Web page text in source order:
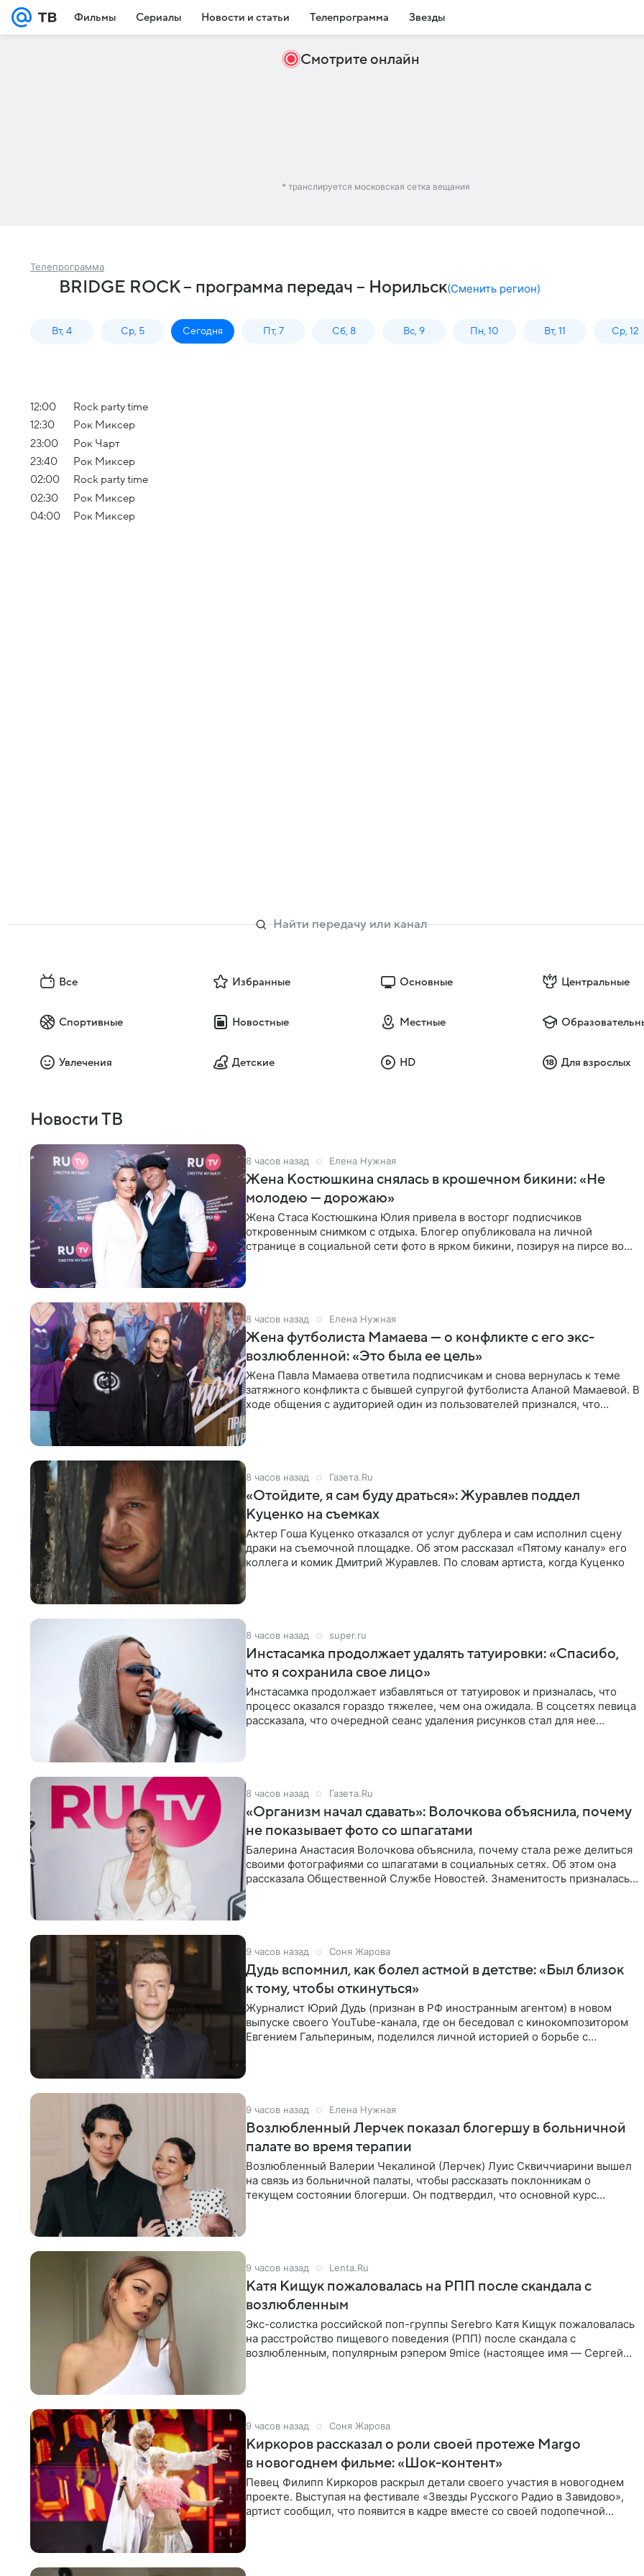
Фильмы Сериалы Новости и статьи Телепрограмма Звезды
Смотрите онлайн
* транслируется московская сетка вещания
Телепрограмма
BRIDGE ROCK – программа передач – Норильск(Сменить регион)
Вт, 4 Ср, 5 Сегодня Пт, 7 Сб, 8 Вс, 9 Пн, 10 Вт, 11 Ср, 12
12:00
Rock party time
12:30
Рок Миксер
23:00
Рок Чарт
23:40
Рок Миксер
02:00
Rock party time
02:30
Рок Миксер
04:00
Рок Миксер
Все Избранные Основные Центральные
Спортивные Новостные Местные
Увлечения Детские HD Для взрослых
Новости ТВ
8 часов назад Елена Нужная
Жена Костюшкина снялась в крошечном бикини: «Не
молодею — дорожаю»
Жена Стаса Костюшкина Юлия привела в восторг подписчиков
откровенным снимком с отдыха. Блогер опубликовала на личной
странице в социальной сети фото в ярком бикини, позируя на пирсе во
8 часов назад Елена Нужная
Жена футболиста Мамаева — о конфликте с его экс-
возлюбленной: «Это была ее цель»
Жена Павла Мамаева ответила подписчикам и снова вернулась к теме
затяжного конфликта с бывшей супругой футболиста Аланой Мамаевой. В
ходе общения с аудиторией один из пользователей признался, что
8 часов назад Газета.Ru
«Отойдите, я сам буду драться»: Журавлев поддел
Куценко на съемках
Актер Гоша Куценко отказался от услуг дублера и сам исполнил сцену
драки на съемочной площадке. Об этом рассказал «Пятому каналу» его
коллега и комик Дмитрий Журавлев. По словам артиста, когда Куценко
8 часов назад super.ru
Инстасамка продолжает удалять татуировки: «Спасибо,
что я сохранила свое лицо»
Инстасамка продолжает избавляться от татуировок и призналась, что
процесс оказался гораздо тяжелее, чем она ожидала. В соцсетях певица
рассказала, что очередной сеанс удаления рисунков стал для нее
8 часов назад Газета.Ru
«Организм начал сдавать»: Волочкова объяснила, почему
не показывает фото со шпагатами
Балерина Анастасия Волочкова объяснила, почему стала реже делиться
своими фотографиями со шпагатами в социальных сетях. Об этом она
рассказала Общественной Службе Новостей. Знаменитость призналась,
9 часов назад Соня Жарова
Дудь вспомнил, как болел астмой в детстве: «Был близок
к тому, чтобы откинуться»
Журналист Юрий Дудь (признан в РФ иностранным агентом) в новом
выпуске своего YouTube-канала, где он беседовал с кинокомпозитором
Евгением Гальпериным, поделился личной историей о борьбе с
9 часов назад Елена Нужная
Возлюбленный Лерчек показал блогершу в больничной
палате во время терапии
Возлюбленный Валерии Чекалиной (Лерчек) Луис Сквиччиарини вышел
на связь из больничной палаты, чтобы рассказать поклонникам о
текущем состоянии блогерши. Он подтвердил, что основной курс
9 часов назад Lenta.Ru
Катя Кищук пожаловалась на РПП после скандала с
возлюбленным
Экс-солистка российской поп-группы Serebro Катя Кищук пожаловалась
на расстройство пищевого поведения (РПП) после скандала с
возлюбленным, популярным рэпером 9mice (настоящее имя — Сергей
9 часов назад Соня Жарова
Киркоров рассказал о роли своей протеже Margo
в новогоднем фильме: «Шок-контент»
Певец Филипп Киркоров раскрыл детали своего участия в новогоднем
проекте. Выступая на фестивале «Звезды Русского Радио в Завидово»,
артист сообщил, что появится в кадре вместе со своей подопечной